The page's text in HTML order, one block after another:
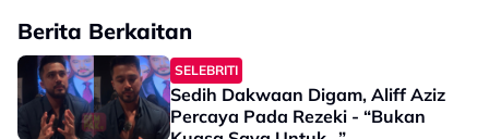
Berita Berkaitan
SELEBRITI
Sedih Dakwaan Digam, Aliff Aziz
Percaya Pada Rezeki - “Bukan